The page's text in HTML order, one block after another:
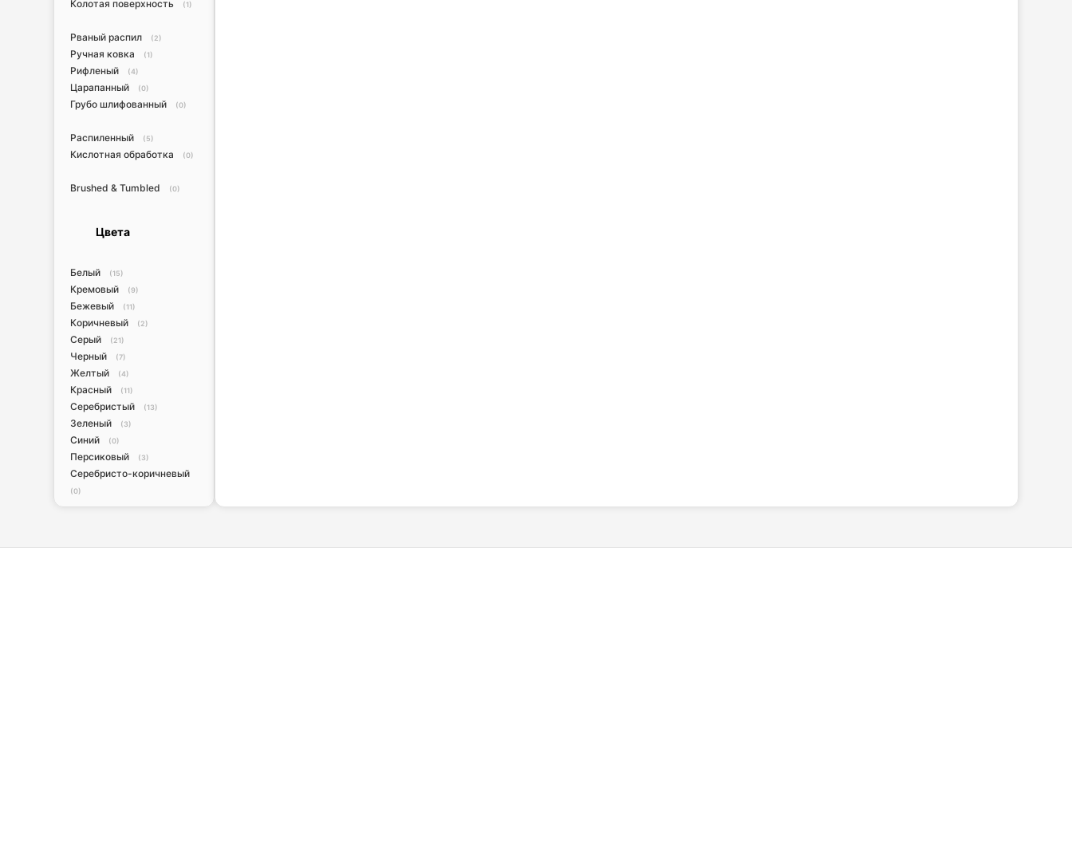
Колотая поверхность (1)
Рваный распил (2)
Ручная ковка (1)
Рифленый (4)
Царапанный (0)
Грубо шлифованный (0)
Распиленный (5)
Кислотная обработка (0)
Brushed & Tumbled (0)
Цвета
Белый (15)
Кремовый (9)
Бежевый (11)
Коричневый (2)
Серый (21)
Черный (7)
Желтый (4)
Красный (11)
Серебристый (13)
Зеленый (3)
Синий (0)
Персиковый (3)
Серебристо-коричневый
(0)